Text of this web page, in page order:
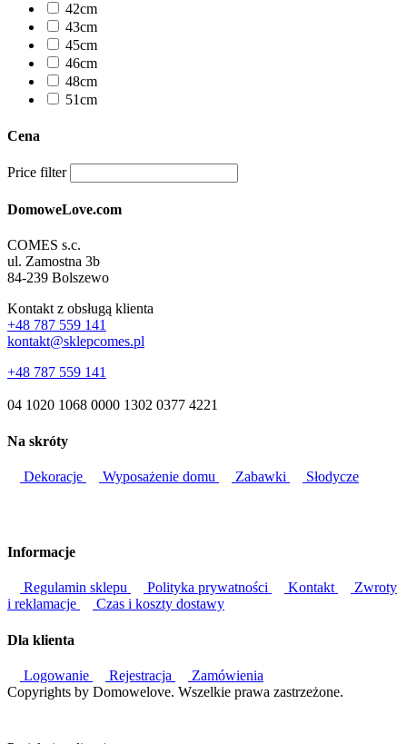
42cm
43cm
45cm
46cm
48cm
51cm
Cena
Price filter
DomoweLove.com
COMES s.c.
ul. Zamostna 3b
84-239 Bolszewo
Kontakt z obsługą klienta
+48 787 559 141
kontakt@sklepcomes.pl
+48 787 559 141
04 1020 1068 0000 1302 0377 4221
Na skróty
Dekoracje Wyposażenie domu Zabawki Słodycze
Informacje
Regulamin sklepu Polityka prywatności Kontakt
Zwroty
i reklamacje
Czas i koszty dostawy
Dla klienta
Logowanie Rejestracja
Zamówienia
Copyrights by Domowelove. Wszelkie prawa zastrzeżone.